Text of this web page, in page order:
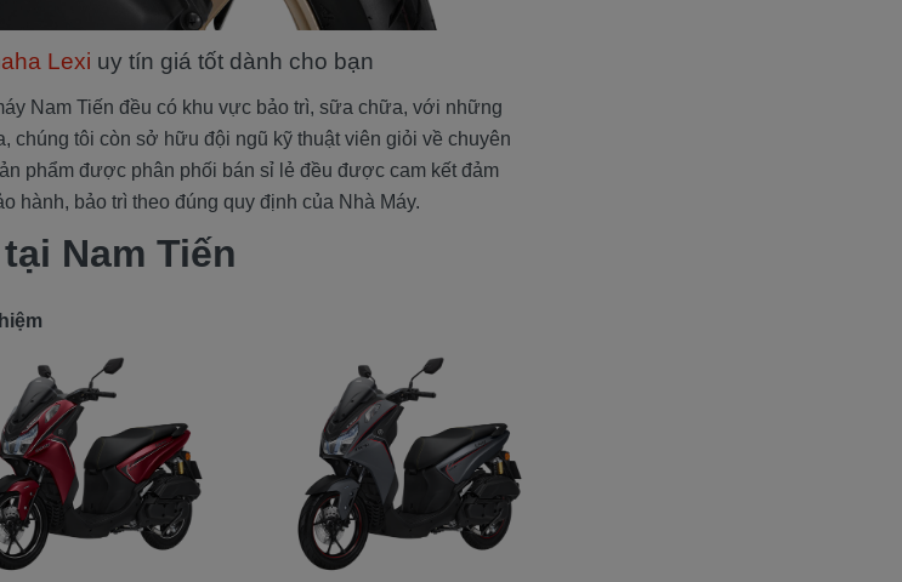
Lexi uy tín giá tốt dành cho bạn
Nam Tiến đều có khu vực bảo trì, sữa chữa, với những
chúng tôi còn sở hữu đội ngũ kỹ thuật viên giỏi về chuyên
phẩm được phân phối bán sỉ lẻ đều được cam kết đảm
hành, bảo trì theo đúng quy định của Nhà Máy.
Nam Tiến